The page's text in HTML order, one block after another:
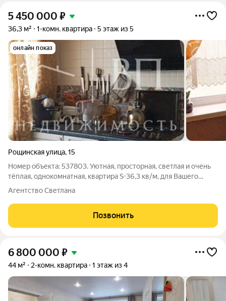
5 450 000 ₽
36,3 м² 1-комн. квартира 5 этаж из 5
онлайн показ
Рощинская улица,15
Номер объекта: 537803. Уютная, просторная, светлая и очень
тёплая, однокомнатная, квартира S-36,3 кв/м, для Вашего
комфортного проживания в городе Гатчина, в центре
зелёный двор и
Агентство Светлана
Позвонить
6 800 000 ₽
44 м² 2-комн. квартира 1 этаж из 4